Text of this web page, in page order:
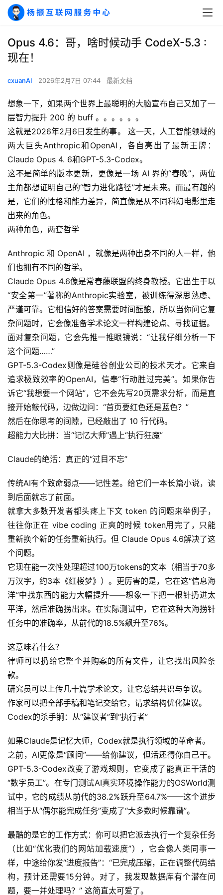
A
实
干
Opus 4.6：哥，啥时候动手 CodeX-5.3 :
现在！
cxuanAI 2026年2月7日 07:44 最新文档
想象一下，如果两个世界上最聪明的大脑宣布自己又加了一
层智力提升 200 的 buff 。。。。。。
这就是2026年2月6日发生的事。 这一天，人工智能领域的
两大巨头Anthropic和OpenAI，各自亮出了最新王牌：
Claude Opus 4. 6和GPT-5.3-Codex。
这不是简单的版本更新，更像是一场 AI 界的“春晚”，两位
主角都想证明自己的“智力进化路径”才是未来。而最有趣的
是，它们的性格和能力差异，简直像是从不同科幻电影里走
出来的角色。
两种角色，两套哲学
Anthropic 和 OpenAI ，就像是两种出身不同的人一样，他
们也拥有不同的哲学。
Claude Opus 4.6像是常春藤联盟的终身教授。它出生于以
“安全第一”著称的Anthropic实验室，被训练得深思熟虑、
严谨可靠。它相信好的答案需要时间酝酿，所以当你问它复
杂问题时，它会像准备学术论文一样构建论点、寻找证据。
面对复杂问题，它会先推一推眼镜说：“让我仔细分析一下
这个问题……”
GPT-5.3-Codex则像是硅谷创业公司的技术天才。它来自
追求极致效率的OpenAI，信奉“行动胜过完美”。如果你告
诉它“我想要一个网站”，它不会先写20页需求分析，而是直
接开始敲代码，边做边问：“首页要红色还是蓝色？”
然后在你思考的间隙，已经敲出了 10 行代码。
超能力大比拼：当“记忆大师”遇上“执行狂魔”
Claude的绝活：真正的“过目不忘”
传统AI有个致命弱点——记性差。给它们一本长篇小说，读
到后面就忘了前面。
就拿大多数开发者都头疼上下文 token 的问题来举例子，
往往你正在 vibe coding 正爽的时候 token用完了，只能
重新换个新的任务重新执行。但 Claude Opus 4.6解决了这
个问题。
它现在能一次性处理超过100万tokens的文本（相当于70多
万汉字，约3本《红楼梦》）。更厉害的是，它在这“信息海
洋”中找东西的能力大幅提升——想象一下把一根针扔进太
平洋，然后准确捞出来。在实际测试中，它在这种大海捞针
任务中的准确率，从前代的18.5%飙升至76%。
这意味着什么？
律师可以扔给它整个并购案的所有文件，让它找出风险条
款。
研究员可以上传几十篇学术论文，让它总结共识与争议。
作家可以把全部手稿和笔记交给它，请求结构优化建议。
Codex的杀手锏：从“建议者”到“执行者”
如果Claude是记忆大师，Codex就是执行领域的革命者。
之前，AI更像是“顾问”——给你建议，但活还得你自己干。
GPT-5.3-Codex改变了游戏规则，它变成了能真正干活的
“数字员工”。在专门测试AI真实环境操作能力的OSWorld测
试中，它的成绩从前代的38.2%跃升至64.7%——这个进步
相当于从“偶尔能完成任务”变成了“大多数时候靠谱”。
最酷的是它的工作方式：你可以把它派去执行一个复杂任务
（比如“优化我们的网站加载速度”），它会像人类同事一
样，中途给你发“进度报告”：“已完成压缩，正在调整代码结
构，预计还需要15分钟。对了，我发现数据库有个潜在问
题，要一并处理吗？” 这简直太可爱了。